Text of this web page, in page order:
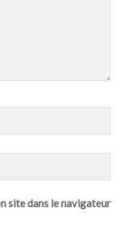
site dans le navigateur